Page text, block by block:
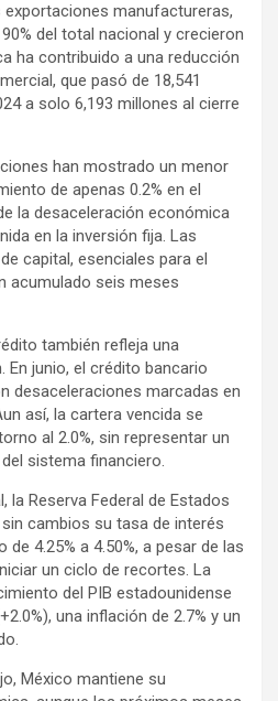
exportaciones manufactureras,
del total nacional y crecieron
ha contribuido a una reducción
que pasó de 18,541
a solo 6,193 millones al cierre
han mostrado un menor
de apenas 0.2% en el
la desaceleración económica
en la inversión fija. Las
capital, esenciales para el
acumulado seis meses
también refleja una
En junio, el crédito bancario
desaceleraciones marcadas en
así, la cartera vencida se
al 2.0%, sin representar un
sistema financiero.
la Reserva Federal de Estados
cambios su tasa de interés
4.25% a 4.50%, a pesar de las
un ciclo de recortes. La
del PIB estadounidense
una inflación de 2.7% y un
México mantiene su